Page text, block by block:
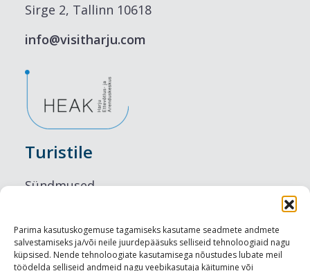
Parima kasutuskogemuse tagamiseks kasutame seadmete andmete
salvestamiseks ja/või neile juurdepääsuks selliseid tehnoloogiaid nagu
küpsised. Nende tehnoloogiate kasutamisega nõustudes lubate meil
töödelda selliseid andmeid nagu veebikasutaja käitumine või
Sirge 2, Tallinn 10618
info@visitharju.com
Turistile
Sündmused
Maitseelamused